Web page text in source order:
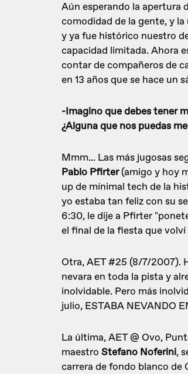
Aún esperando la apertura
comodidad de la gente, y
y ya fue histórico nuestro
capacidad limitada. Ahora
contar de compañeros de
en 13 años que se hace un
-Imagino que debes tener
¿Alguna que nos puedas
Mmm... Las más jugosas
Pablo Pfirter(amigo y hoy
up de mínimal tech de la
yo estaba tan feliz con su
6:30, le dije a Pfirter
el final de la fiesta que
Otra, AET #25 (8/7/2007).
nevara en toda la pista y
inolvidable. Pero más
julio, ESTABA NEVANDO
La última, AET @ Ovo,
maestro Stefano Noferini,
carrera de fondo blanco de